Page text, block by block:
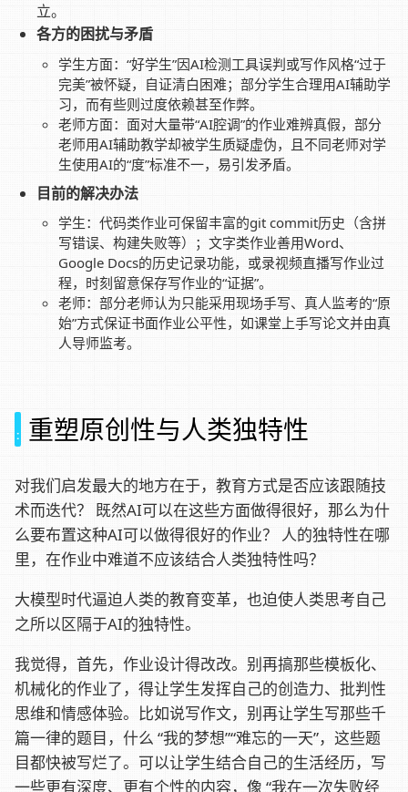
立。
各方的困扰与矛盾
学生方面：“好学生”因AI检测工具误判或写作风格“过于
完美”被怀疑，自证清白困难；部分学生合理用AI辅助学
习，而有些则过度依赖甚至作弊。
老师方面：面对大量带“AI腔调”的作业难辨真假，部分
老师用AI辅助教学却被学生质疑虚伪，且不同老师对学
生使用AI的“度”标准不一，易引发矛盾。
目前的解决办法
学生：代码类作业可保留丰富的git commit历史（含拼
写错误、构建失败等）；文字类作业善用Word、
Google Docs的历史记录功能，或录视频直播写作业过
程，时刻留意保存写作业的“证据”。
老师：部分老师认为只能采用现场手写、真人监考的“原
始”方式保证书面作业公平性，如课堂上手写论文并由真
人导师监考。
重塑原创性与人类独特性
对我们启发最大的地方在于，教育方式是否应该跟随技
术而迭代？ 既然AI可以在这些方面做得很好，那么为什
么要布置这种AI可以做得很好的作业？ 人的独特性在哪
里，在作业中难道不应该结合人类独特性吗？
大模型时代逼迫人类的教育变革，也迫使人类思考自己
之所以区隔于AI的独特性。
我觉得，首先，作业设计得改改。别再搞那些模板化、
机械化的作业了，得让学生发挥自己的创造力、批判性
思维和情感体验。比如说写作文，别再让学生写那些千
篇一律的题目，什么 “我的梦想”“难忘的一天”，这些题
目都快被写烂了。可以让学生结合自己的生活经历，写
一些更有深度、更有个性的内容，像 “我在一次失败经